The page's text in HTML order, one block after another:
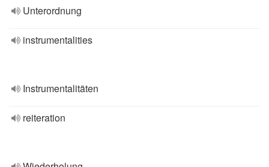
Unterordnung
instrumentalities
Instrumentalitäten
reiteration